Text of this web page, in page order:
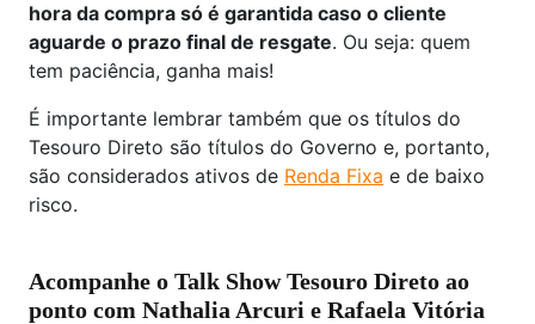
hora da compra só é garantida caso o cliente
aguarde o prazo final de resgate. Ou seja: quem
tem paciência, ganha mais!
É importante lembrar também que os títulos do
Tesouro Direto são títulos do Governo e, portanto,
são considerados ativos de Renda Fixa e de baixo
risco.
Acompanhe o Talk Show Tesouro Direto ao
ponto com Nathalia Arcuri e Rafaela Vitória